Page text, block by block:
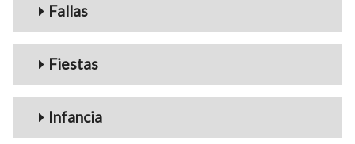
Fallas
Fiestas
Infancia